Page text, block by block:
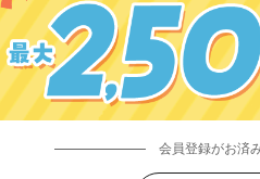
会員登録がお済